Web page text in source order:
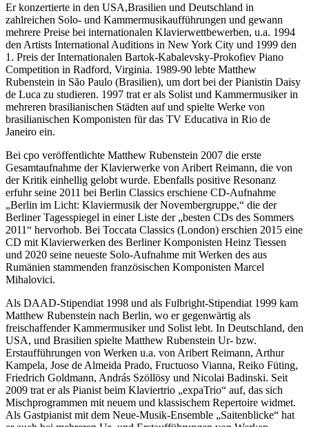
Er konzertierte in den USA,Brasilien und Deutschland in
zahlreichen Solo- und Kammermusikaufführungen und gewann
mehrere Preise bei internationalen Klavierwettbewerben, u.a. 1994
den Artists International Auditions in New York City und 1999 den
1. Preis der Internationalen Bartok-Kabalevsky-Prokofiev Piano
Competition in Radford, Virginia. 1989-90 lebte Matthew
Rubenstein in São Paulo (Brasilien), um dort bei der Pianistin Daisy
de Luca zu studieren. 1997 trat er als Solist und Kammermusiker in
mehreren brasilianischen Städten auf und spielte Werke von
brasilianischen Komponisten für das TV Educativa in Rio de
Janeiro ein.
Bei cpo veröffentlichte Matthew Rubenstein 2007 die erste
Gesamtaufnahme der Klavierwerke von Aribert Reimann, die von
der Kritik einhellig gelobt wurde. Ebenfalls positive Resonanz
erfuhr seine 2011 bei Berlin Classics erschiene CD-Aufnahme
„Berlin im Licht: Klaviermusik der Novembergruppe,“ die der
Berliner Tagesspiegel in einer Liste der „besten CDs des Sommers
2011“ hervorhob. Bei Toccata Classics (London) erschien 2015 eine
CD mit Klavierwerken des Berliner Komponisten Heinz Tiessen
und 2020 seine neueste Solo-Aufnahme mit Werken des aus
Rumänien stammenden französischen Komponisten Marcel
Mihalovici.
Als DAAD-Stipendiat 1998 und als Fulbright-Stipendiat 1999 kam
Matthew Rubenstein nach Berlin, wo er gegenwärtig als
freischaffender Kammermusiker und Solist lebt. In Deutschland, den
USA, und Brasilien spielte Matthew Rubenstein Ur- bzw.
Erstaufführungen von Werken u.a. von Aribert Reimann, Arthur
Kampela, Jose de Almeida Prado, Fructuoso Vianna, Reiko Füting,
Friedrich Goldmann, András Szöllösy und Nicolai Badinski. Seit
2009 trat er als Pianist beim Klaviertrio „expaTrio“ auf, das sich
Mischprogrammen mit neuem und klassischem Repertoire widmet.
Als Gastpianist mit dem Neue-Musik-Ensemble „Saitenblicke“ hat